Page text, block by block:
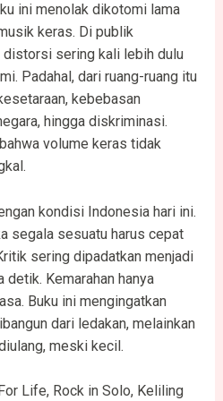
ini menolak dikotomi lama
keras. Di publik
distorsi sering kali lebih dulu
Padahal, dari ruang-ruang itu
kebebasan
hingga diskriminasi.
volume keras tidak
kondisi Indonesia hari ini.
segala sesuatu harus cepat
sering dipadatkan menjadi
Kemarahan hanya
Buku ini mengingatkan
dari ledakan, melainkan
meski kecil.
Life, Rock in Solo, Keliling